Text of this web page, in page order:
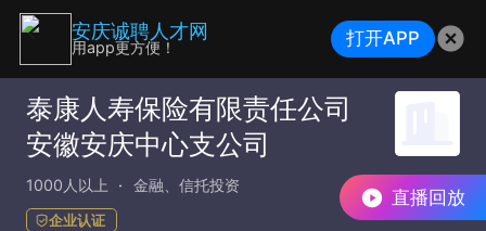
直播回放
泰康人寿保险有限责任公司
安徽安庆中心支公司
1000人以上 金融、信托投资
企业认证
安庆诚聘人才网
用app更方便！ 打开APP